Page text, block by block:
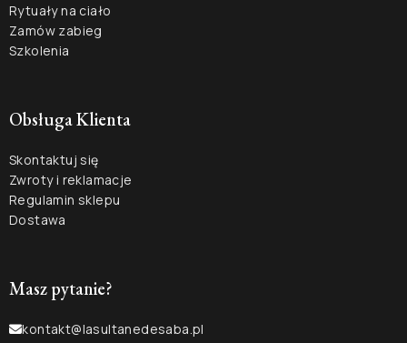
Rytuały na ciało
Zamów zabieg
Szkolenia
Obsługa Klienta
Skontaktuj się
Zwroty i reklamacje
Regulamin sklepu
Dostawa
Masz pytanie?
kontakt@lasultanedesaba.pl